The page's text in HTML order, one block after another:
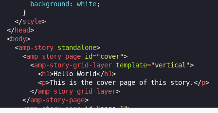
background : white;
}
</style>
</head>
<body>
<amp-story standalone>
<amp-story-page id="cover">
<amp-story-grid-layer template="vertical">
<h1>Hello World</h1>
<p>This is the cover page of this story.</p>
</amp-story-grid-layer>
</amp-story-page>
<amp-story-page id="page-1">